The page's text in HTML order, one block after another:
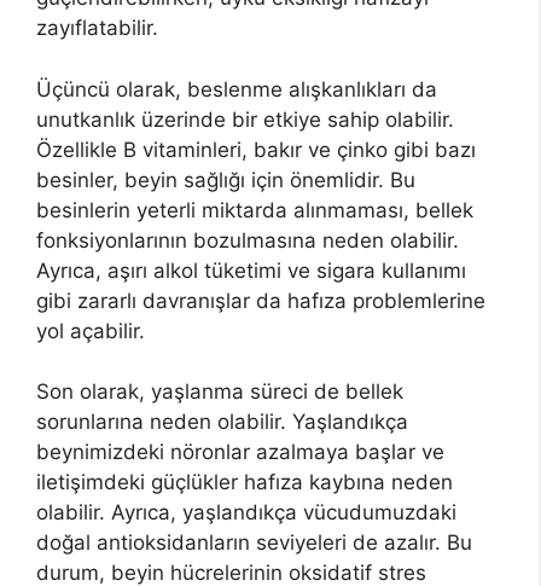
zayıflatabilir.
Üçüncü olarak, beslenme alışkanlıkları da
unutkanlık üzerinde bir etkiye sahip olabilir.
Özellikle B vitaminleri, bakır ve çinko gibi bazı
besinler, beyin sağlığı için önemlidir. Bu
besinlerin yeterli miktarda alınmaması, bellek
fonksiyonlarının bozulmasına neden olabilir.
Ayrıca, aşırı alkol tüketimi ve sigara kullanımı
gibi zararlı davranışlar da hafıza problemlerine
yol açabilir.
Son olarak, yaşlanma süreci de bellek
sorunlarına neden olabilir. Yaşlandıkça
beynimizdeki nöronlar azalmaya başlar ve
iletişimdeki güçlükler hafıza kaybına neden
olabilir. Ayrıca, yaşlandıkça vücudumuzdaki
doğal antioksidanların seviyeleri de azalır. Bu
durum, beyin hücrelerinin oksidatif stres